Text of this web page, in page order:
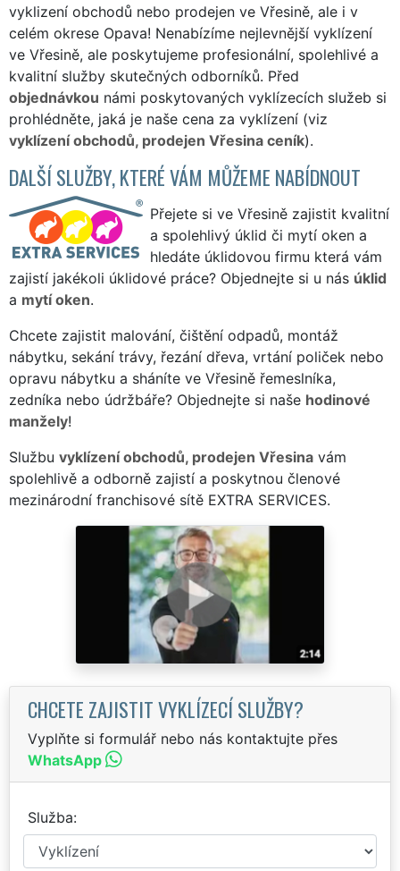
vyklizení obchodů nebo prodejen ve Vřesině, ale i v
celém okrese Opava! Nenabízíme nejlevnější vyklízení
ve Vřesině, ale poskytujeme profesionální, spolehlivé a
kvalitní služby skutečných odborníků. Před
objednávkou námi poskytovaných vyklízecích služeb si
prohlédněte, jaká je naše cena za vyklízení (viz
vyklízení obchodů, prodejen Vřesina ceník).
DALŠÍ SLUŽBY, KTERÉ VÁM MŮŽEME NABÍDNOUT
Přejete si ve Vřesině zajistit kvalitní
a spolehlivý úklid či mytí oken a
hledáte úklidovou firmu která vám
zajistí jakékoli úklidové práce? Objednejte si u nás úklid
a mytí oken.
Chcete zajistit malování, čištění odpadů, montáž
nábytku, sekání trávy, řezání dřeva, vrtání poliček nebo
opravu nábytku a sháníte ve Vřesině řemeslníka,
zedníka nebo údržbáře? Objednejte si naše hodinové
manžely!
Službu vyklízení obchodů, prodejen Vřesina vám
spolehlivě a odborně zajistí a poskytnou členové
mezinárodní franchisové sítě EXTRA SERVICES.
CHCETE ZAJISTIT VYKLÍZECÍ SLUŽBY?
Vyplňte si formulář nebo nás kontaktujte přes
WhatsApp
Služba